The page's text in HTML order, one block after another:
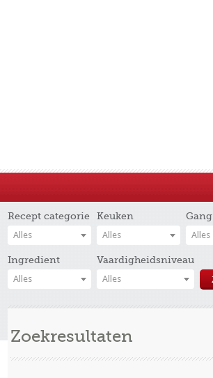
Recept categorie
Alles
Keuken
Alles
Gang
Alles
Ingredient
Alles
Vaardigheidsniveau
Alles
Zoekresultaten